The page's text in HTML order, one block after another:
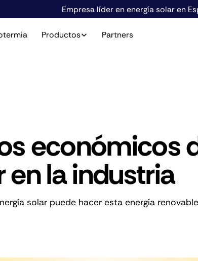
Empresa líder en energía solar en
Productos Partners
económicos
en la industria
solar puede hacer esta energía